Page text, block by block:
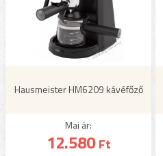
Hausmeister HM6209 kávéfőző
Mai ár:
12.580Ft